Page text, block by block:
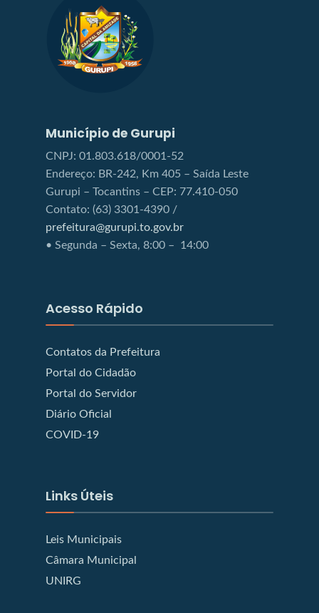
Município de Gurupi
CNPJ: 01.803.618/0001-52
Endereço: BR-242, Km 405 – Saída Leste
Gurupi – Tocantins – CEP: 77.410-050
Contato: (63) 3301-4390 /
prefeitura@gurupi.to.gov.br
• Segunda – Sexta, 8:00 – 14:00
Acesso Rápido
Contatos da Prefeitura
Portal do Cidadão
Portal do Servidor
Diário Oficial
COVID-19
Links Úteis
Leis Municipais
Câmara Municipal
UNIRG